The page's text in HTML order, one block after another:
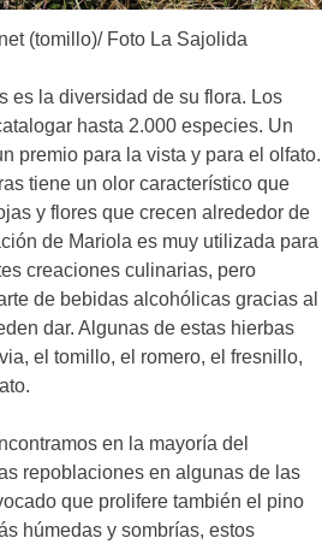
(tomillo)/ Foto La Sajolida
es la diversidad de su flora. Los
hasta 2.000 especies. Un
premio para la vista y para el olfato.
tiene un olor característico que
y flores que crecen alrededor de
de Mariola es muy utilizada para
creaciones culinarias, pero
de bebidas alcohólicas gracias al
dar. Algunas de estas hierbas
el tomillo, el romero, el fresnillo,
en la mayoría del
repoblaciones en algunas de las
que prolifere también el pino
húmedas y sombrías, estos